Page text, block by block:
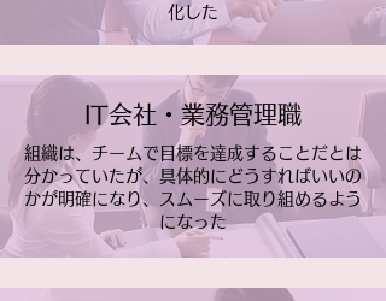
化した
IT会社・業務管理職
組織は、チームで目標を達成することだとは
分かっていたが、具体的にどうすればいいの
かが明確になり、スムーズに取り組めるよう
になった